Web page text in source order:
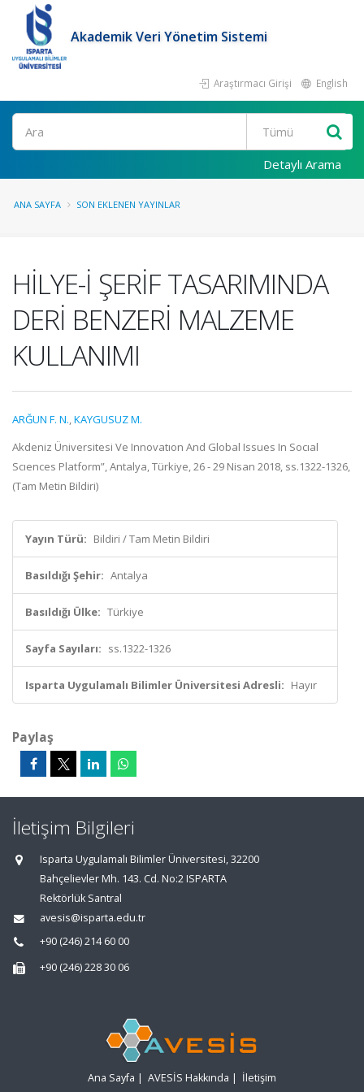
Akademik Veri Yönetim Sistemi
Araştırmacı Girişi English
Ara
Detaylı Arama
ANA SAYFA SON EKLENEN YAYINLAR
HİLYE-İ ŞERİF TASARIMINDA
DERİ BENZERİ MALZEME
KULLANIMI
ARĞUN F. N.,KAYGUSUZ M.
Akdeniz Üniversitesi Ve Innovatıon And Global Issues In Socıal
Scıences Platform”, Antalya, Türkiye, 26 - 29 Nisan 2018, ss.1322-1326,
(Tam Metin Bildiri)
Yayın Türü: Bildiri / Tam Metin Bildiri
Basıldığı Şehir: Antalya
Basıldığı Ülke: Türkiye
Sayfa Sayıları: ss.1322-1326
Isparta Uygulamalı Bilimler Üniversitesi Adresli: Hayır
Paylaş
İletişim Bilgileri
Isparta Uygulamalı Bilimler Üniversitesi, 32200
Bahçelievler Mh. 143. Cd. No:2 ISPARTA
Rektörlük Santral
avesis@isparta.edu.tr
+90 (246) 214 60 00
+90 (246) 228 30 06
Ana Sayfa | AVESİS Hakkında | İletişim